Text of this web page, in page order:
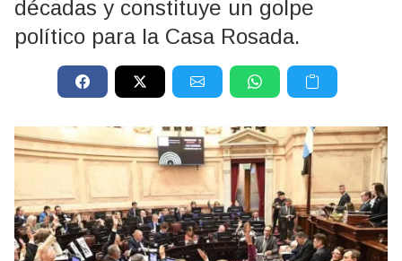
décadas y constituye un golpe
político para la Casa Rosada.